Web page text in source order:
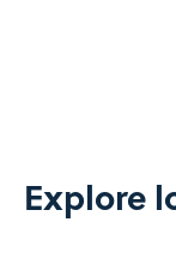
Explore